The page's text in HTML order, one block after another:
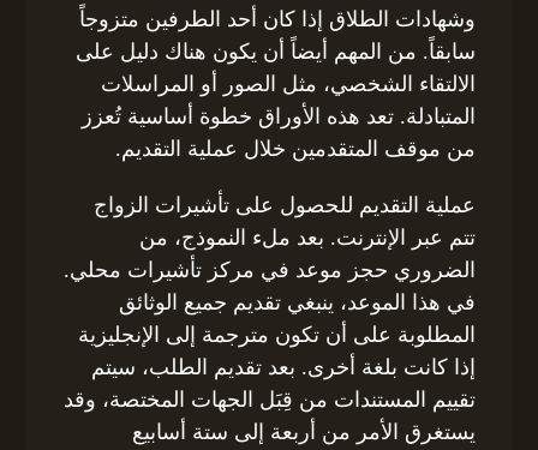
وشهادات الطلاق إذا كان أحد الطرفين متزوجاً
سابقاً. من المهم أيضاً أن يكون هناك دليل على
الالتقاء الشخصي، مثل الصور أو المراسلات
المتبادلة. تعد هذه الأوراق خطوة أساسية تُعزز
من موقف المتقدمين خلال عملية التقديم.
عملية التقديم للحصول على تأشيرات الزواج
تتم عبر الإنترنت. بعد ملء النموذج، من
الضروري حجز موعد في مركز تأشيرات محلي.
في هذا الموعد، ينبغي تقديم جميع الوثائق
المطلوبة على أن تكون مترجمة إلى الإنجليزية
إذا كانت بلغة أخرى. بعد تقديم الطلب، سيتم
تقييم المستندات من قِبَل الجهات المختصة، وقد
يستغرق الأمر من أربعة إلى ستة أسابيع